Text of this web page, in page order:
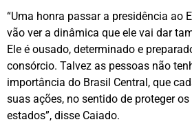
“Uma honra passar a presidência ao
vão ver a dinâmica que ele vai dar
Ele é ousado, determinado e
consórcio. Talvez as pessoas não
importância do Brasil Central, que
suas ações, no sentido de proteger
estados”, disse Caiado.